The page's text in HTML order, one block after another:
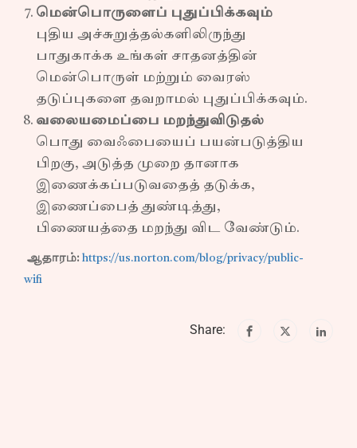
மென்பொருளைப் புதுப்பிக்கவும்
புதிய அச்சுறுத்தல்களிலிருந்து
பாதுகாக்க உங்கள் சாதனத்தின்
மென்பொருள் மற்றும் வைரஸ்
தடுப்புகளை தவறாமல் புதுப்பிக்கவும்.
வலையமைப்பை மறந்துவிடுதல்
பொது வைஃபையைப் பயன்படுத்திய
பிறகு, அடுத்த முறை தானாக
இணைக்கப்படுவதைத் தடுக்க,
இணைப்பைத் துண்டித்து,
பிணையத்தை மறந்து விட வேண்டும்.
ஆதாரம்: https://us.norton.com/blog/privacy/public-
wifi
Share: